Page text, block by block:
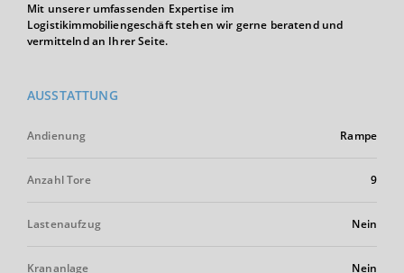
Mit unserer umfassenden Expertise im
Logistikimmobiliengeschäft stehen wir gerne beratend und
vermittelnd an Ihrer Seite.
AUSSTATTUNG
Andienung Rampe
Anzahl Tore 9
Lastenaufzug Nein
Krananlage Nein